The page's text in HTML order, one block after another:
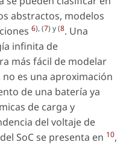
abstractos, modelos
6), (7) y (8. Una
infinita de
más fácil de modelar
es una aproximación
de una batería ya
de carga y
del voltaje de
SoC se presenta en 10,